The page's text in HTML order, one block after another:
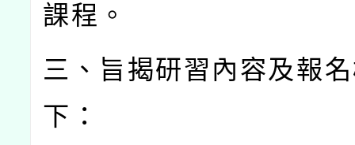
課程。
三、旨揭研習內容及報
下：